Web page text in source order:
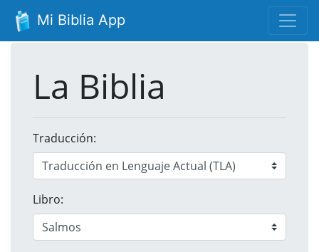
Mi Biblia App
La Biblia
Traducción:
Libro: